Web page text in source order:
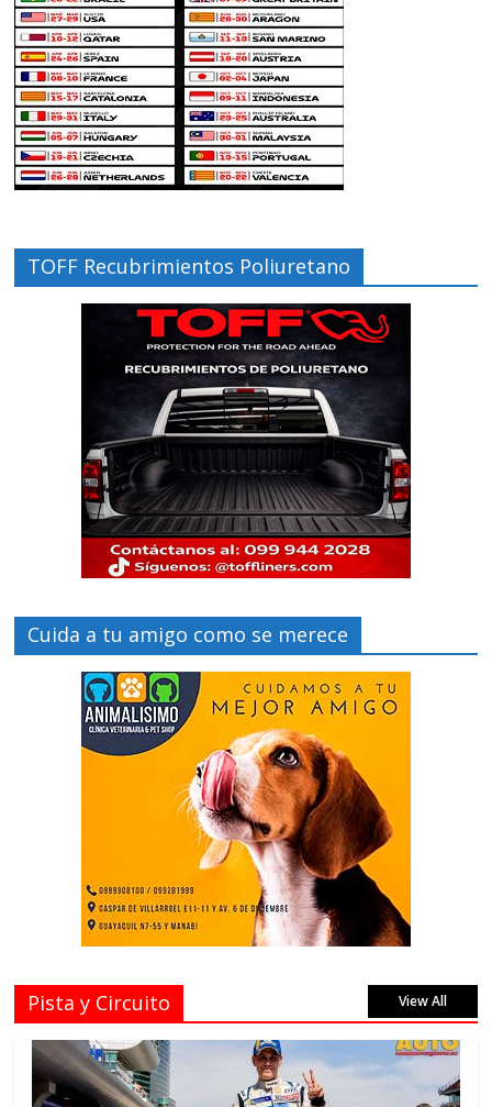
TOFF Recubrimientos Poliuretano
Cuida a tu amigo como se merece
Pista y Circuito View All